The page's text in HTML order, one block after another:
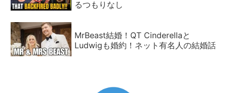
るつもりなし
MrBeast結婚！QT Cinderellaと
Ludwigも婚約！ネット有名人の結婚話